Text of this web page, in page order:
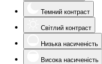
Темний контраст
Світлий контраст
Низька насиченість
Висока насиченість